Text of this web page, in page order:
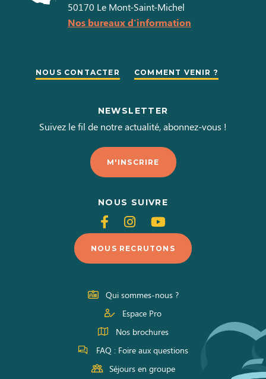
50170 Le Mont-Saint-Michel
Nos bureaux d'information
NOUS CONTACTER COMMENT VENIR ?
NEWSLETTER
Suivez le fil de notre actualité, abonnez-vous !
M'INSCRIRE
NOUS SUIVRE
Suivez-
nous
sur
Facebook
Suivez-
nous
sur
Instagram
Suivez-
nous
sur
Youtube
NOUS RECRUTONS
Qui sommes-nous ?
Espace Pro
Nos brochures
FAQ : Foire aux questions
Séjours en groupe